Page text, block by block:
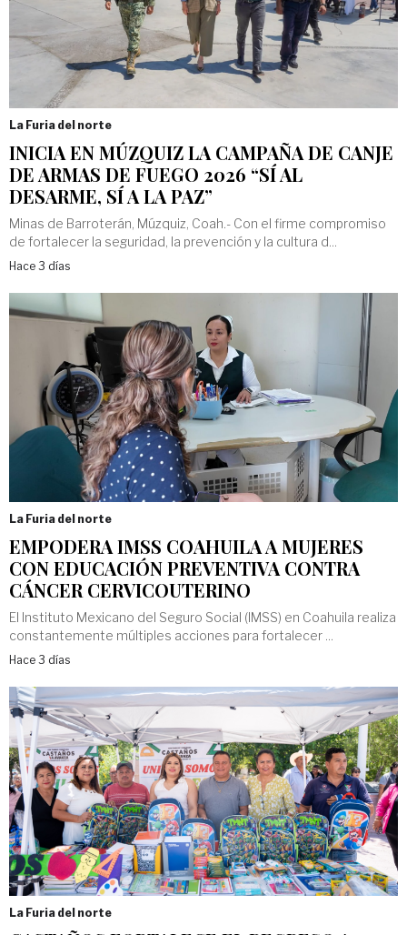
La Furia del norte
INICIA EN MÚZQUIZ LA CAMPAÑA DE CANJE
DE ARMAS DE FUEGO 2026 “SÍ AL
DESARME, SÍ A LA PAZ”
Minas de Barroterán, Múzquiz, Coah.- Con el firme compromiso
de fortalecer la seguridad, la prevención y la cultura d...
Hace 3 días
La Furia del norte
EMPODERA IMSS COAHUILA A MUJERES
CON EDUCACIÓN PREVENTIVA CONTRA
CÁNCER CERVICOUTERINO
El Instituto Mexicano del Seguro Social (IMSS) en Coahuila realiza
constantemente múltiples acciones para fortalecer ...
Hace 3 días
La Furia del norte